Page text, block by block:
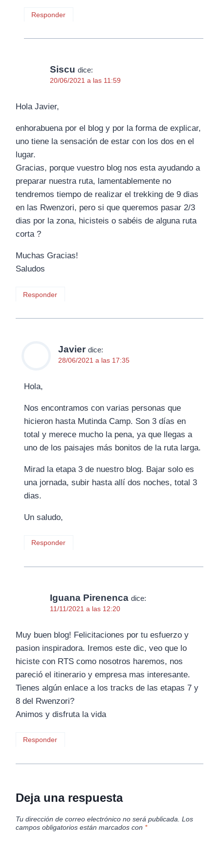
Responder
Siscu dice:
20/06/2021 a las 11:59
Hola Javier,
enhorabuena por el blog y por la forma de explicar,
uno tiene la sensación de estar con los dos en el
lugar.
Gracias, porque vuestro blog nos esta ayudando a
preparar nuestra ruta, lamentablemente no
tendremos tiempo de realizar el trekking de 9 dias
en las Rwenzori, pero si que queremos pasar 2/3
dias por la zona, hicisteis o sabéis de alguna ruta
corta ?
Muchas Gracias!
Saludos
Responder
Javier dice:
28/06/2021 a las 17:35
Hola,
Nos encontramos con varias personas que
hicieron hasta Mutinda Camp. Son 3 días en
total y merece mucho la pena, ya que llegas a
uno de los paisajes más bonitos de la ruta larga.
Mirad la etapa 3 de nuestro blog. Bajar solo es
una jornada, subir hasta allí dos noches, total 3
dias.
Un saludo,
Responder
Iguana Pirenenca dice:
11/11/2021 a las 12:20
Muy buen blog! Felicitaciones por tu esfuerzo y
pasion inspiradora. Iremos este dic, veo que lo
hiciste con RTS como nosotros haremos, nos
pareció el itinerario y empresa mas interesante.
Tienes algún enlace a los tracks de las etapas 7 y
8 del Rwenzori?
Animos y disfruta la vida
Responder
Deja una respuesta
Tu dirección de correo electrónico no será publicada. Los
campos obligatorios están marcados con *